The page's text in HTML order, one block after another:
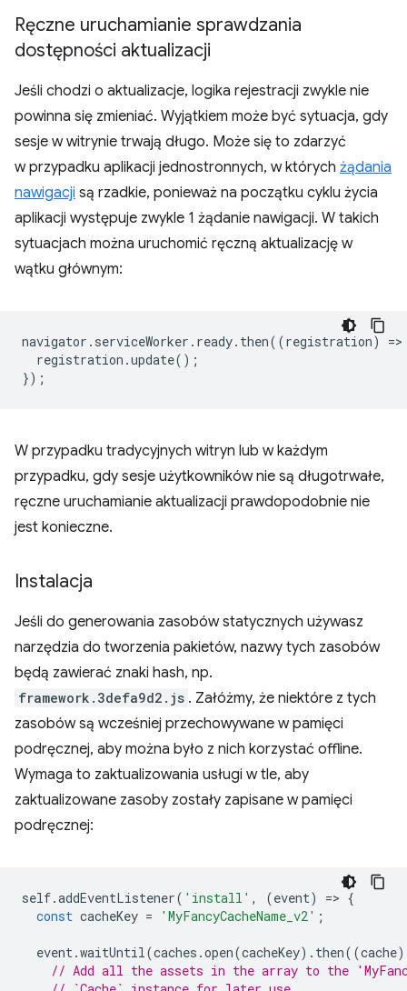
Ręczne uruchamianie sprawdzania
dostępności aktualizacji
Jeśli chodzi o aktualizacje, logika rejestracji zwykle nie
powinna się zmieniać. Wyjątkiem może być sytuacja, gdy
sesje w witrynie trwają długo. Może się to zdarzyć
w przypadku aplikacji jednostronnych, w których żądania
nawigacji są rzadkie, ponieważ na początku cyklu życia
aplikacji występuje zwykle 1 żądanie nawigacji. W takich
sytuacjach można uruchomić ręczną aktualizację w
wątku głównym:
navigator . serviceWorker . ready. then((registration) =>
registration .update();
});
W przypadku tradycyjnych witryn lub w każdym
przypadku, gdy sesje użytkowników nie są długotrwałe,
ręczne uruchamianie aktualizacji prawdopodobnie nie
jest konieczne.
Instalacja
Jeśli do generowania zasobów statycznych używasz
narzędzia do tworzenia pakietów, nazwy tych zasobów
będą zawierać znaki hash, np.
framework.3defa9d2.js . Załóżmy, że niektóre z tych
zasobów są wcześniej przechowywane w pamięci
podręcznej, aby można było z nich korzystać offline.
Wymaga to zaktualizowania usługi w tle, aby
zaktualizowane zasoby zostały zapisane w pamięci
podręcznej:
self.addEventListener( 'install' , (event) => {
const cacheKey = 'MyFancyCacheName_v2' ;
event.waitUntil(caches .open(cacheKey). then((cache)
// Add all the assets in the array to the